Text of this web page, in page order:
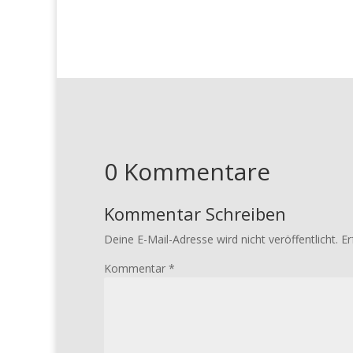
0 Kommentare
Kommentar Schreiben
Deine E-Mail-Adresse wird nicht veröffentlicht.
Kommentar *